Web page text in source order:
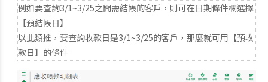
例如要查詢3/1~3/25之間需結帳的客戶，則可在日期條件欄選擇
【預結帳日】
以此類推，要查詢收款日是3/1~3/25的客戶，那麼就可用【預收
款日】的條件